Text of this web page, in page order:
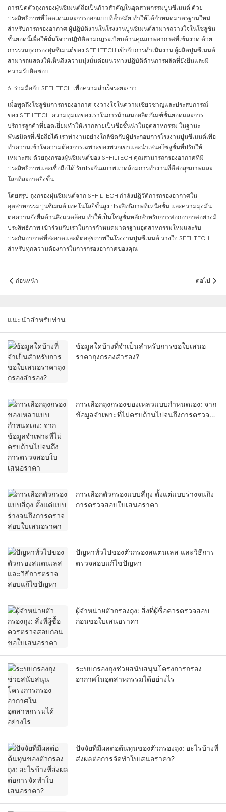
การเปิดตัวถุงกรองฝุ่นซีเมนต์ถือเป็นก้าวสำคัญในอุตสาหกรรมปูนซีเมนต์ ด้วย
ประสิทธิภาพที่โดดเด่นและการออกแบบที่ล้ำสมัย ทำให้ได้กำหนดมาตรฐานใหม่
สำหรับการกรองอากาศ ผู้ปฏิบัติงานในโรงงานปูนซิเมนต์สามารถวางใจในโซลูชัน
ชั้นยอดนี้เพื่อให้มั่นใจว่าปฏิบัติตามกฎระเบียบด้านคุณภาพอากาศที่เข้มงวด ด้วย
การรวมถุงกรองฝุ่นซีเมนต์ของ SFFILTECH เข้ากับการดำเนินงาน ผู้ผลิตปูนซีเมนต์
สามารถแสดงให้เห็นถึงความมุ่งมั่นต่อแนวทางปฏิบัติด้านการผลิตที่ยั่งยืนและมี
ความรับผิดชอบ
6. ร่วมมือกับ SFFILTECH เพื่อความสำเร็จระยะยาว
เมื่อพูดถึงโซลูชันการกรองอากาศ จงวางใจในความเชี่ยวชาญและประสบการณ์
ของ SFFILTECH ความทุ่มเทของเราในการนำเสนอผลิตภัณฑ์ชั้นยอดและการ
บริการลูกค้าที่ยอดเยี่ยมทำให้เรากลายเป็นชื่อชั้นนำในอุตสาหกรรม ในฐานะ
พันธมิตรที่เชื่อถือได้ เราทำงานอย่างใกล้ชิดกับผู้ประกอบการโรงงานปูนซีเมนต์เพื่อ
ทำความเข้าใจความต้องการเฉพาะของพวกเขาและนำเสนอโซลูชั่นที่ปรับให้
เหมาะสม ด้วยถุงกรองฝุ่นซีเมนต์ของ SFFILTECH คุณสามารถกรองอากาศที่มี
ประสิทธิภาพและเชื่อถือได้ รับประกันสภาพแวดล้อมการทำงานที่ดีต่อสุขภาพและ
โลกที่สะอาดยิ่งขึ้น
โดยสรุป ถุงกรองฝุ่นซีเมนต์จาก SFFILTECH กำลังปฏิวัติการกรองอากาศใน
อุตสาหกรรมปูนซีเมนต์ เทคโนโลยีขั้นสูง ประสิทธิภาพที่เหนือชั้น และความมุ่งมั่น
ต่อความยั่งยืนด้านสิ่งแวดล้อม ทำให้เป็นโซลูชั่นหลักสำหรับการฟอกอากาศอย่างมี
ประสิทธิภาพ เข้าร่วมกับเราในการกำหนดมาตรฐานอุตสาหกรรมใหม่และรับ
ประกันอากาศที่สะอาดและดีต่อสุขภาพในโรงงานปูนซีเมนต์ วางใจ SFFILTECH
สำหรับทุกความต้องการในการกรองอากาศของคุณ
ก่อนหน้า ต่อไป
แนะนำสำหรับท่าน
ข้อมูลใดบ้างที่จำเป็นสำหรับการขอใบเสนอ
ราคาถุงกรองสำรอง?
การเลือกถุงกรองของเหลวแบบกำหนดเอง: จาก
ข้อมูลจำเพาะที่ไม่ครบถ้วนไปจนถึงการตรวจ
การเลือกตัวกรองแบบสี่ถุง ตั้งแต่แบบร่างจนถึง
การตรวจสอบใบเสนอราคา
ปัญหาทั่วไปของตัวกรองสแตนเลส และวิธีการ
ตรวจสอบแก้ไขปัญหา
ผู้จำหน่ายตัวกรองถุง: สิ่งที่ผู้ซื้อควรตรวจสอบ
ก่อนขอใบเสนอราคา
ระบบกรองถุงช่วยสนับสนุนโครงการกรอง
อากาศในอุตสาหกรรมได้อย่างไร
ปัจจัยที่มีผลต่อต้นทุนของตัวกรองถุง: อะไรบ้างที่
ส่งผลต่อการจัดทำใบเสนอราคา?